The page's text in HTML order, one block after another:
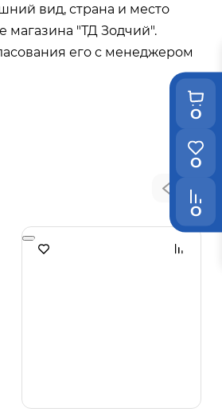
0
0
0
вид, страна и место
магазина "ТД Зодчий".
его с менеджером